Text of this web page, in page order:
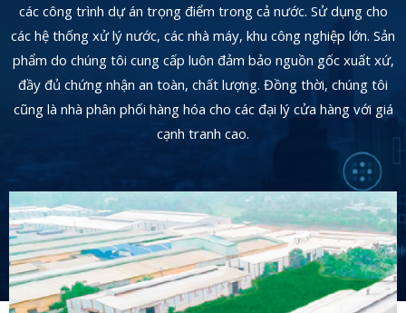
các công trình dự án trọng điểm trong cả nước. Sử dụng cho
các hệ thống xử lý nước, các nhà máy, khu công nghiệp lớn. Sản
phẩm do chúng tôi cung cấp luôn đảm bảo nguồn gốc xuất xứ,
đầy đủ chứng nhận an toàn, chất lượng. Đồng thời, chúng tôi
cũng là nhà phân phối hàng hóa cho các đại lý cửa hàng với giá
cạnh tranh cao.